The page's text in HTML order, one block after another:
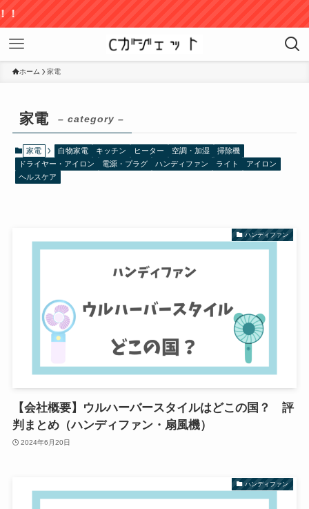
ホーム 家電
家電 – category –
家電 白物家電 キッチン ヒーター 空調・加湿
掃除機
ドライヤー・アイロン
電源・プラグ ハンディファン ライト
アイロン
ヘルスケア
ハンディファン
【会社概要】ウルハーバースタイルはどこの国？ 評
判まとめ（ハンディファン・扇風機）
2024年6月20日
ハンディファン